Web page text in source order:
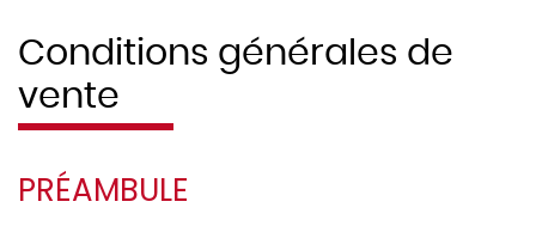
Conditions générales de
vente
PRÉAMBULE